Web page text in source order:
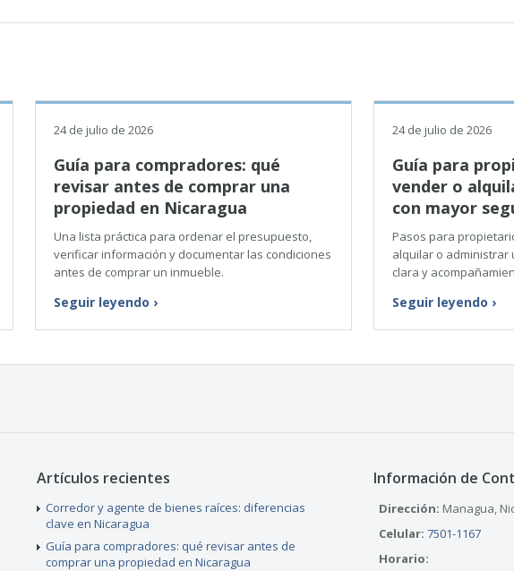
24 de julio de 2026
Guía para compradores: qué
revisar antes de comprar una
propiedad en Nicaragua
Una lista práctica para ordenar el presupuesto,
verificar información y documentar las condiciones
antes de comprar un inmueble.
Seguir leyendo ›
24 de julio de 2026
Guía para
vender o
con mayor
Pasos para
alquilar o administrar
clara y
Seguir leyendo ›
Artículos recientes
Corredor y agente de bienes raíces: diferencias
clave en Nicaragua
Guía para compradores: qué revisar antes de
comprar una propiedad en Nicaragua
Información de
Dirección: Managua,
Celular: 7501-1167
Horario: